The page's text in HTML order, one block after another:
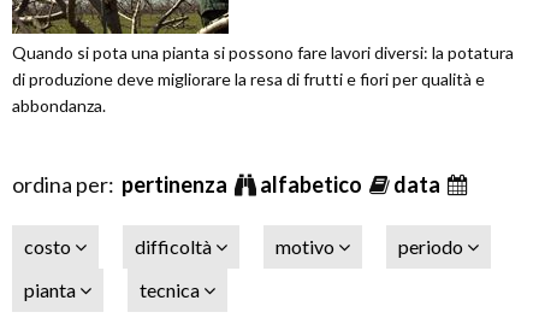
Quando si pota una pianta si possono fare lavori diversi: la potatura
di produzione deve migliorare la resa di frutti e fiori per qualità e
abbondanza.
ordina per: pertinenza alfabetico data
costo difficoltà motivo
periodo
pianta
tecnica